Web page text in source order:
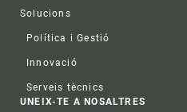
Solucions
Política i Gestió
Innovació
Serveis tècnics
UNEIX-TE A NOSALTRES